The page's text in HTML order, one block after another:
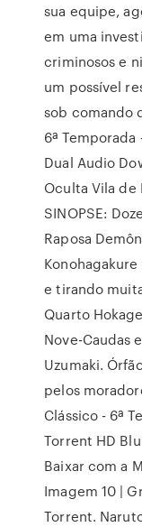
sua equipe,
em uma
criminosos e
um possível
sob comando
6ª
Dual Audio
Oculta Vila de
SINOPSE:
Raposa
e tirando
Quarto
Nove-Caudas
Uzumaki.
pelos
Clássico - 6ª
Torrent HD
Baixar com a
Imagem 10 |
Torrent.